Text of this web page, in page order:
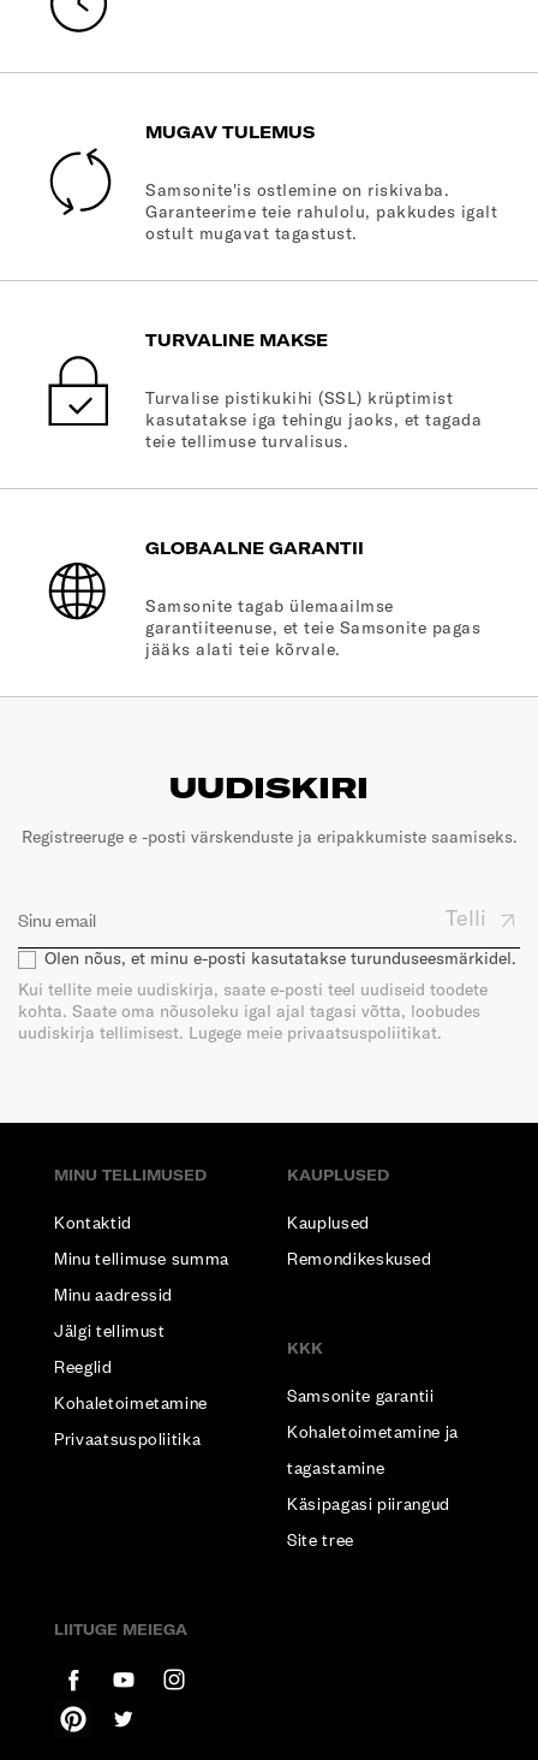
MUGAV TULEMUS
Samsonite'is ostlemine on riskivaba.
Garanteerime teie rahulolu, pakkudes igalt
ostult mugavat tagastust.
TURVALINE MAKSE
Turvalise pistikukihi (SSL) krüptimist
kasutatakse iga tehingu jaoks, et tagada
teie tellimuse turvalisus.
GLOBAALNE GARANTII
Samsonite tagab ülemaailmse
garantiiteenuse, et teie Samsonite pagas
jääks alati teie kõrvale.
UUDISKIRI
Registreeruge e -posti värskenduste ja eripakkumiste saamiseks.
Telli
Olen nõus, et minu e-posti kasutatakse turunduseesmärkidel.
Kui tellite meie uudiskirja, saate e-posti teel uudiseid toodete
kohta. Saate oma nõusoleku igal ajal tagasi võtta, loobudes
uudiskirja tellimisest. Lugege meie privaatsuspoliitikat.
MINU TELLIMUSED
Kontaktid
Minu tellimuse summa
Minu aadressid
Jälgi tellimust
Reeglid
Kohaletoimetamine
Privaatsuspoliitika
KAUPLUSED
Kauplused
Remondikeskused
KKK
Samsonite garantii
Kohaletoimetamine ja
tagastamine
Käsipagasi piirangud
Site tree
LIITUGE MEIEGA